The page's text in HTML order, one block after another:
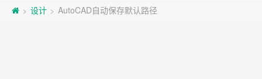
> 设计 > AutoCAD自动保存默认路径